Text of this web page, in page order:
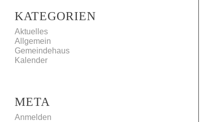
KATEGORIEN
Aktuelles
Allgemein
Gemeindehaus
Kalender
META
Anmelden